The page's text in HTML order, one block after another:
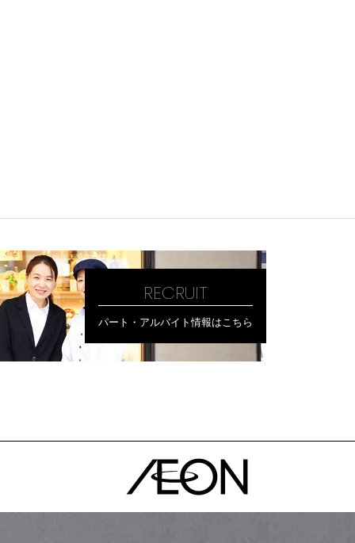
RECRUIT
パート・アルバイト情報はこちら